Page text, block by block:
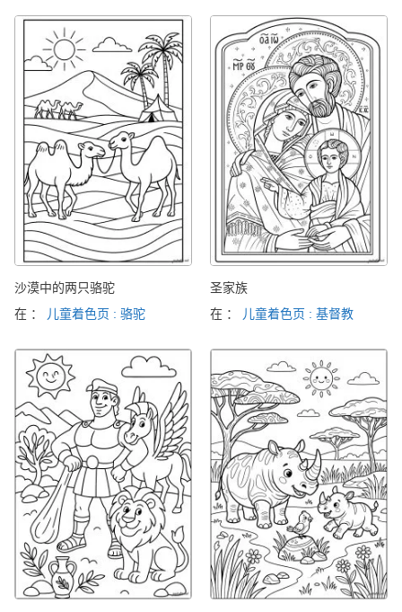
沙漠中的两只骆驼
在 ：
儿童着色页 : 骆驼
圣家族
在 ：
儿童着色页 : 基督教